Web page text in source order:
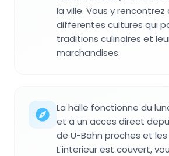
la ville. Vous y
differentes cultures qui
traditions culinaires et
marchandises.
La halle fonctionne du
et a un acces direct
de U-Bahn proches et
L'interieur est couvert,